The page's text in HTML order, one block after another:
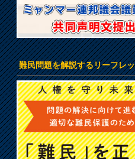
難民問題を解説するリーフレ